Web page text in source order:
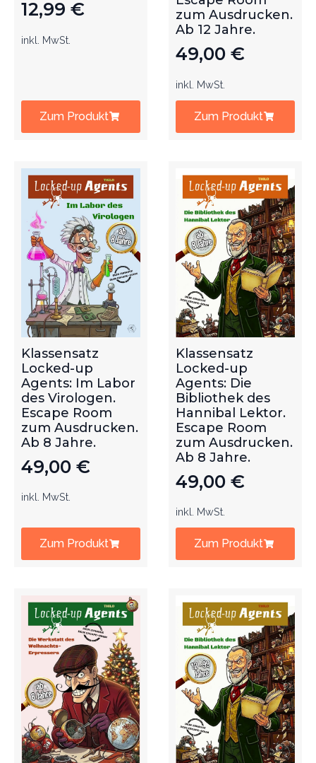
12,99 €
inkl. MwSt.
Zum Produkt
zum Ausdrucken.
Ab 12 Jahre.
49,00 €
inkl. MwSt.
Zum Produkt
Klassensatz
Locked-up
Agents: Im Labor
des Virologen.
Escape Room
zum Ausdrucken.
Ab 8 Jahre.
49,00 €
inkl. MwSt.
Zum Produkt
Klassensatz
Locked-up
Agents: Die
Bibliothek des
Hannibal Lektor.
Escape Room
zum Ausdrucken.
Ab 8 Jahre.
49,00 €
inkl. MwSt.
Zum Produkt